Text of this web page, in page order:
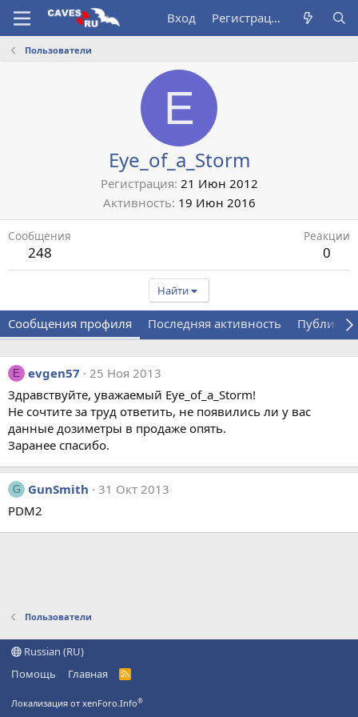
Вход Регистрация
Пользователи
E
Eye_of_a_Storm
Регистрация 21 Июн 2012
Активность 19 Июн 2016
Сообщения
248
Реакции
0
Найти
Сообщения профиля Последняя активность
E evgen57
25 Ноя 2013
Здравствуйте, уважаемый Eye_of_a_Storm!
Не сочтите за труд ответить, не появились ли у вас
данные дозиметры в продаже опять.
Заранее спасибо.
G GunSmith
31 Окт 2013
PDM2
Пользователи
Russian (RU)
Помощь
Главная
R
Локализация от xenForo.Info®